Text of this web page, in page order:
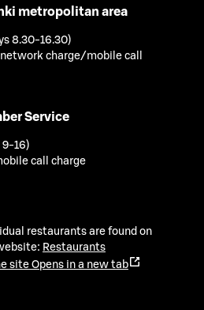
metropolitan area
8.30-16.30)
charge/mobile call
Service
9-16)
call charge
restaurants are found on
Restaurants
site Opens in a new tab